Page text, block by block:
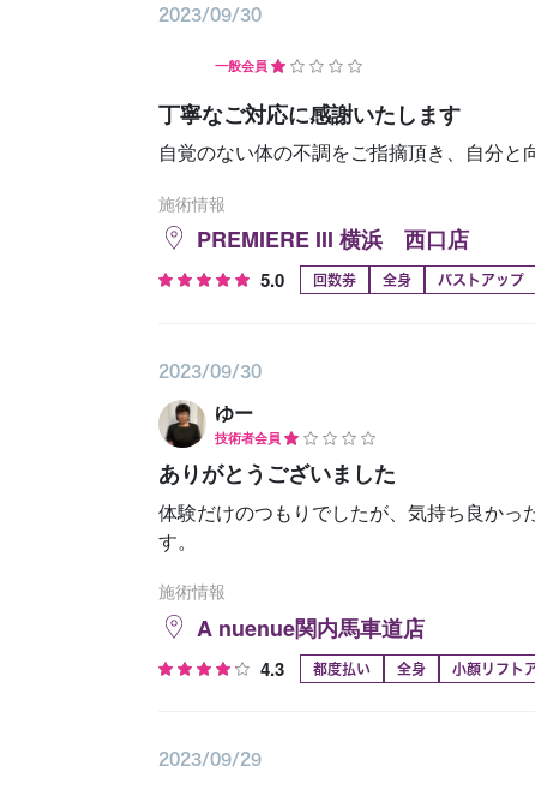
2023/09/30
一般会員
丁寧なご対応に感謝いたします
自覚のない体の不調をご指摘頂き、自分と
施術情報
PREMIERE III 横浜 西口店
5.0 回数券 全身 バストアップ
2023/09/30
ゆー
技術者会員
ありがとうございました
体験だけのつもりでしたが、気持ち良か
す。
施術情報
A nuenue関内馬車道店
4.3 都度払い 全身 小顔リフト
2023/09/29